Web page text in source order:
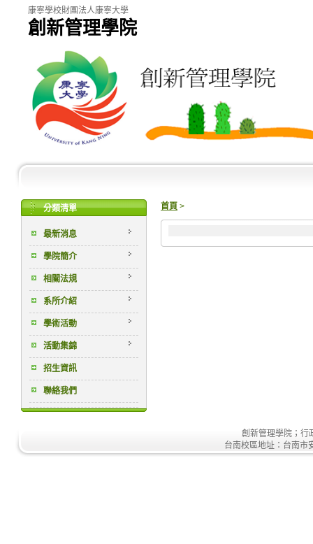
創新管理學院
康寧學校財團法人康寧大學
分類清單
最新消息
學院簡介
相關法規
系所介紹
學術活動
活動集錦
招生資訊
聯絡我們
首頁 >
創新管理學院；行
台南校區地址：台南市